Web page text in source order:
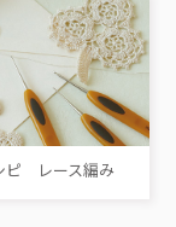
ピ レース編み